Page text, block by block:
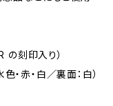
刻印入り）
・赤・白／裏面：白）